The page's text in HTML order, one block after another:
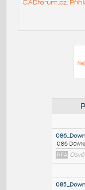
CADforum.cz.